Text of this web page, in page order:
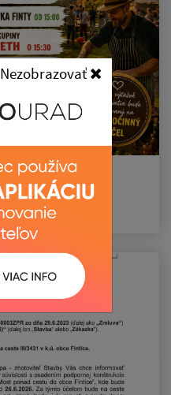
Nezobrazovať